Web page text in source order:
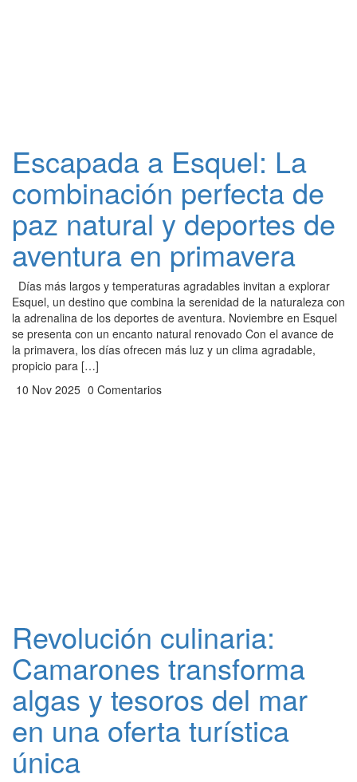
Escapada a Esquel: La
combinación perfecta de
paz natural y deportes de
aventura en primavera
Días más largos y temperaturas agradables invitan a explorar
Esquel, un destino que combina la serenidad de la naturaleza con
la adrenalina de los deportes de aventura. Noviembre en Esquel
se presenta con un encanto natural renovado Con el avance de
la primavera, los días ofrecen más luz y un clima agradable,
propicio para […]
10 Nov 2025 0 Comentarios
Revolución culinaria:
Camarones transforma
algas y tesoros del mar
en una oferta turística
única